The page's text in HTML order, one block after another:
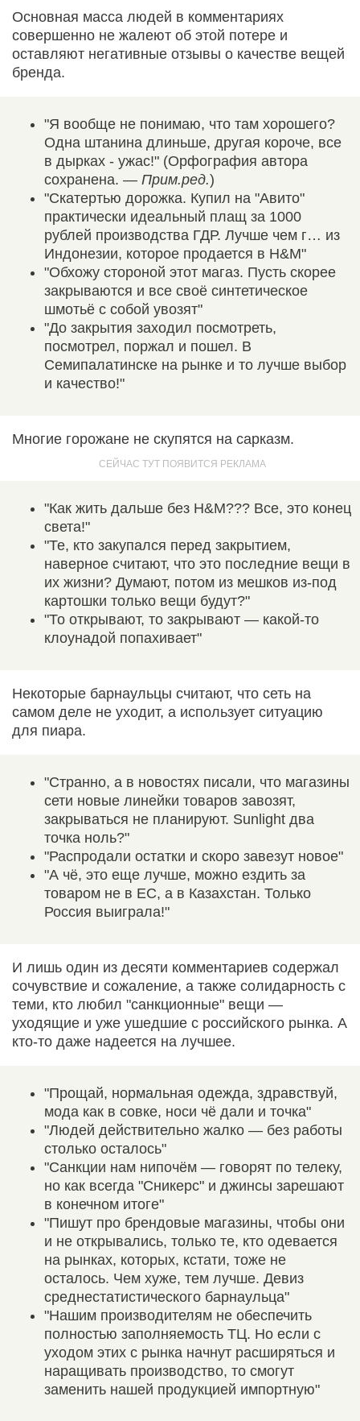
Основная масса людей в комментариях
совершенно не жалеют об этой потере и
оставляют негативные отзывы о качестве вещей
бренда.
"Я вообще не понимаю, что там хорошего?
Одна штанина длиньше, другая короче, все
в дырках - ужас!" (Орфография автора
сохранена. — Прим.ред.)
"Скатертью дорожка. Купил на "Авито"
практически идеальный плащ за 1000
рублей производства ГДР. Лучше чем г… из
Индонезии, которое продается в H&M"
"Обхожу стороной этот магаз. Пусть скорее
закрываются и все своё синтетическое
шмотьё с собой увозят"
"До закрытия заходил посмотреть,
посмотрел, поржал и пошел. В
Семипалатинске на рынке и то лучше выбор
и качество!"
Многие горожане не скупятся на сарказм.
"Как жить дальше без H&M??? Все, это конец
света!"
"Те, кто закупался перед закрытием,
наверное считают, что это последние вещи в
их жизни? Думают, потом из мешков из-под
картошки только вещи будут?"
"То открывают, то закрывают — какой-то
клоунадой попахивает"
Некоторые барнаульцы считают, что сеть на
самом деле не уходит, а использует ситуацию
для пиара.
"Странно, а в новостях писали, что магазины
сети новые линейки товаров завозят,
закрываться не планируют. Sunlight два
точка ноль?"
"Распродали остатки и скоро завезут новое"
"А чё, это еще лучше, можно ездить за
товаром не в ЕС, а в Казахстан. Только
Россия выиграла!"
И лишь один из десяти комментариев содержал
сочувствие и сожаление, а также солидарность с
теми, кто любил "санкционные" вещи —
уходящие и уже ушедшие с российского рынка. А
кто-то даже надеется на лучшее.
"Прощай, нормальная одежда, здравствуй,
мода как в совке, носи чё дали и точка"
"Людей действительно жалко — без работы
столько осталось"
"Санкции нам нипочём — говорят по телеку,
но как всегда "Сникерс" и джинсы зарешают
в конечном итоге"
"Пишут про брендовые магазины, чтобы они
и не открывались, только те, кто одевается
на рынках, которых, кстати, тоже не
осталось. Чем хуже, тем лучше. Девиз
среднестатистического барнаульца"
"Нашим производителям не обеспечить
полностью заполняемость ТЦ. Но если с
уходом этих с рынка начнут расширяться и
наращивать производство, то смогут
заменить нашей продукцией импортную"